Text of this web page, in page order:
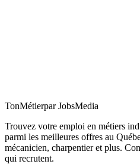
TonMétierpar JobsMedia
Trouvez votre emploi en métiers
parmi les meilleures offres au
mécanicien, charpentier et plus.
qui recrutent.